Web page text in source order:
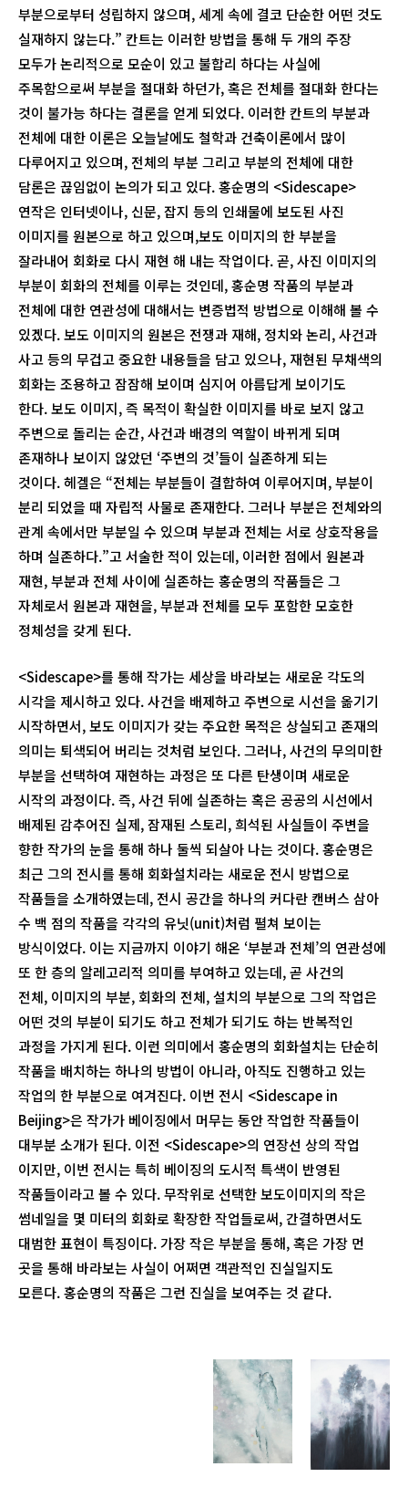
부분으로부터 성립하지 않으며, 세계 속에 결코 단순한 어떤 것도
실재하지 않는다.” 칸트는 이러한 방법을 통해 두 개의 주장
모두가 논리적으로 모순이 있고 불합리 하다는 사실에
주목함으로써 부분을 절대화 하던가, 혹은 전체를 절대화 한다는
것이 불가능 하다는 결론을 얻게 되었다. 이러한 칸트의 부분과
전체에 대한 이론은 오늘날에도 철학과 건축이론에서 많이
다루어지고 있으며, 전체의 부분 그리고 부분의 전체에 대한
담론은 끊임없이 논의가 되고 있다. 홍순명의 <Sidescape>
연작은 인터넷이나, 신문, 잡지 등의 인쇄물에 보도된 사진
이미지를 원본으로 하고 있으며,보도 이미지의 한 부분을
잘라내어 회화로 다시 재현 해 내는 작업이다. 곧, 사진 이미지의
부분이 회화의 전체를 이루는 것인데, 홍순명 작품의 부분과
전체에 대한 연관성에 대해서는 변증법적 방법으로 이해해 볼 수
있겠다. 보도 이미지의 원본은 전쟁과 재해, 정치와 논리, 사건과
사고 등의 무겁고 중요한 내용들을 담고 있으나, 재현된 무채색의
회화는 조용하고 잠잠해 보이며 심지어 아름답게 보이기도
한다. 보도 이미지, 즉 목적이 확실한 이미지를 바로 보지 않고
주변으로 돌리는 순간, 사건과 배경의 역할이 바뀌게 되며
존재하나 보이지 않았던 ‘주변의 것’들이 실존하게 되는
것이다. 헤겔은 “전체는 부분들이 결합하여 이루어지며, 부분이
분리 되었을 때 자립적 사물로 존재한다. 그러나 부분은 전체와의
관계 속에서만 부분일 수 있으며 부분과 전체는 서로 상호작용을
하며 실존하다.”고 서술한 적이 있는데, 이러한 점에서 원본과
재현, 부분과 전체 사이에 실존하는 홍순명의 작품들은 그
자체로서 원본과 재현을, 부분과 전체를 모두 포함한 모호한
정체성을 갖게 된다.
<Sidescape>를 통해 작가는 세상을 바라보는 새로운 각도의
시각을 제시하고 있다. 사건을 배제하고 주변으로 시선을 옮기기
시작하면서, 보도 이미지가 갖는 주요한 목적은 상실되고 존재의
의미는 퇴색되어 버리는 것처럼 보인다. 그러나, 사건의 무의미한
부분을 선택하여 재현하는 과정은 또 다른 탄생이며 새로운
시작의 과정이다. 즉, 사건 뒤에 실존하는 혹은 공공의 시선에서
배제된 감추어진 실제, 잠재된 스토리, 희석된 사실들이 주변을
향한 작가의 눈을 통해 하나 둘씩 되살아 나는 것이다. 홍순명은
최근 그의 전시를 통해 회화설치라는 새로운 전시 방법으로
작품들을 소개하였는데, 전시 공간을 하나의 커다란 캔버스 삼아
수 백 점의 작품을 각각의 유닛(unit)처럼 펼쳐 보이는
방식이었다. 이는 지금까지 이야기 해온 ‘부분과 전체’의 연관성에
또 한 층의 알레고리적 의미를 부여하고 있는데, 곧 사건의
전체, 이미지의 부분, 회화의 전체, 설치의 부분으로 그의 작업은
어떤 것의 부분이 되기도 하고 전체가 되기도 하는 반복적인
과정을 가지게 된다. 이런 의미에서 홍순명의 회화설치는 단순히
작품을 배치하는 하나의 방법이 아니라, 아직도 진행하고 있는
작업의 한 부분으로 여겨진다. 이번 전시 <Sidescape in
Beijing>은 작가가 베이징에서 머무는 동안 작업한 작품들이
대부분 소개가 된다. 이전 <Sidescape>의 연장선 상의 작업
이지만, 이번 전시는 특히 베이징의 도시적 특색이 반영된
작품들이라고 볼 수 있다. 무작위로 선택한 보도이미지의 작은
썸네일을 몇 미터의 회화로 확장한 작업들로써, 간결하면서도
대범한 표현이 특징이다. 가장 작은 부분을 통해, 혹은 가장 먼
곳을 통해 바라보는 사실이 어쩌면 객관적인 진실일지도
모른다. 홍순명의 작품은 그런 진실을 보여주는 것 같다.